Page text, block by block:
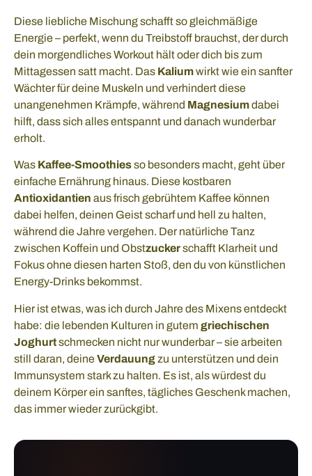
Diese liebliche Mischung schafft so gleichmäßige
Energie – perfekt, wenn du Treibstoff brauchst, der durch
dein morgendliches Workout hält oder dich bis zum
Mittagessen satt macht. Das Kaliumwirkt wie ein sanfter
Wächter für deine Muskeln und verhindert diese
unangenehmen Krämpfe, während Magnesiumdabei
hilft, dass sich alles entspannt und danach wunderbar
erholt.
Was Kaffee-Smoothiesso besonders macht, geht über
einfache Ernährung hinaus. Diese kostbaren
Antioxidantien aus frisch gebrühtem Kaffee können
dabei helfen, deinen Geist scharf und hell zu halten,
während die Jahre vergehen. Der natürliche Tanz
zwischen Koffein und Obstzuckerschafft Klarheit und
Fokus ohne diesen harten Stoß, den du von künstlichen
Energy-Drinks bekommst.
Hier ist etwas, was ich durch Jahre des Mixens entdeckt
habe: die lebenden Kulturen in gutem griechischen
Joghurtschmecken nicht nur wunderbar – sie arbeiten
still daran, deineVerdauungzu unterstützen und dein
Immunsystem stark zu halten. Es ist, als würdest du
deinem Körper ein sanftes, tägliches Geschenk machen,
das immer wieder zurückgibt.